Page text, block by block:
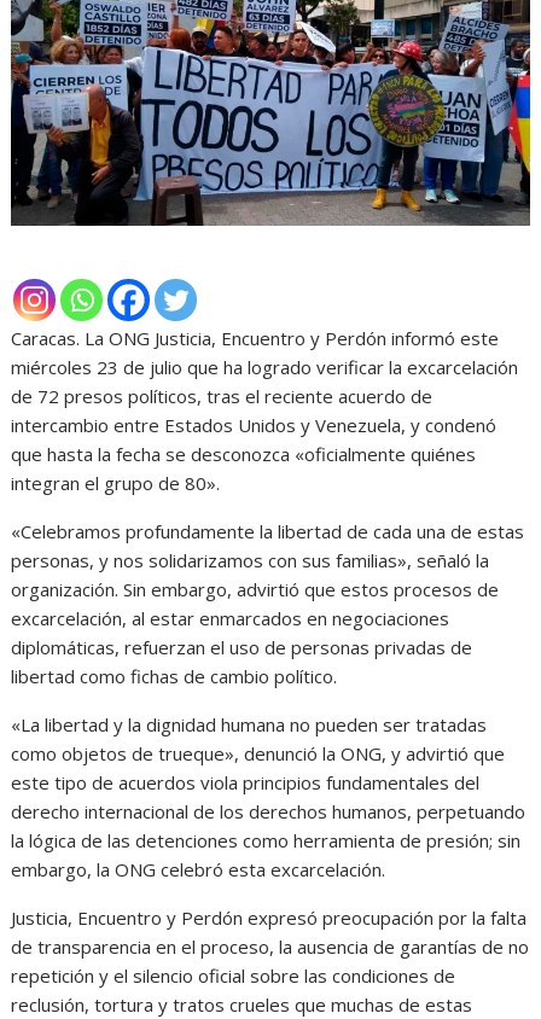
Caracas. La ONG Justicia, Encuentro y Perdón informó este
miércoles 23 de julio que ha logrado verificar la excarcelación
de 72 presos políticos, tras el reciente acuerdo de
intercambio entre Estados Unidos y Venezuela, y condenó
que hasta la fecha se desconozca «oficialmente quiénes
integran el grupo de 80».
«Celebramos profundamente la libertad de cada una de estas
personas, y nos solidarizamos con sus familias», señaló la
organización. Sin embargo, advirtió que estos procesos de
excarcelación, al estar enmarcados en negociaciones
diplomáticas, refuerzan el uso de personas privadas de
libertad como fichas de cambio político.
«La libertad y la dignidad humana no pueden ser tratadas
como objetos de trueque», denunció la ONG, y advirtió que
este tipo de acuerdos viola principios fundamentales del
derecho internacional de los derechos humanos, perpetuando
la lógica de las detenciones como herramienta de presión; sin
embargo, la ONG celebró esta excarcelación.
Justicia, Encuentro y Perdón expresó preocupación por la falta
de transparencia en el proceso, la ausencia de garantías de no
repetición y el silencio oficial sobre las condiciones de
reclusión, tortura y tratos crueles que muchas de estas